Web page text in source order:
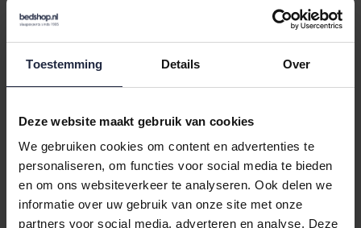
Toestemming Details Over
Deze website maakt gebruik van cookies
We gebruiken cookies om content en advertenties te
personaliseren, om functies voor social media te bieden
en om ons websiteverkeer te analyseren. Ook delen we
informatie over uw gebruik van onze site met onze
partners voor social media, adverteren en analyse. Deze
Unique Living Lars
coral fleece/suede plaid
Unique Living Lars
coral fleece/suede plaid